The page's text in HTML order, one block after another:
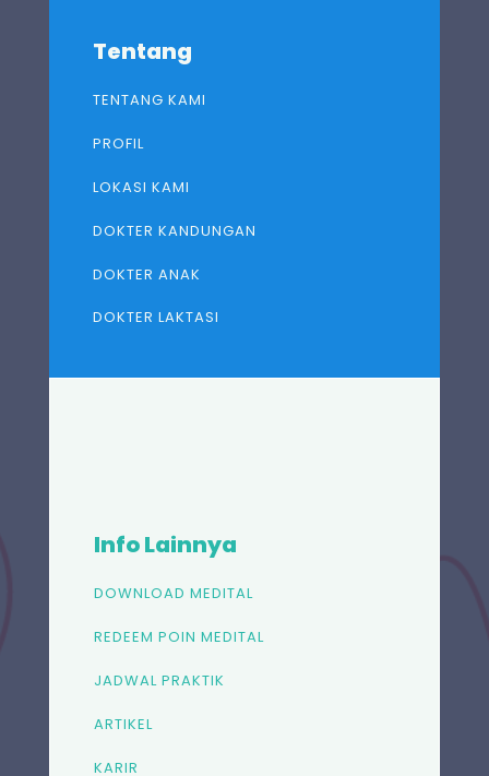
Tentang
TENTANG KAMI
PROFIL
LOKASI KAMI
DOKTER KANDUNGAN
DOKTER ANAK
DOKTER LAKTASI
Info Lainnya
DOWNLOAD MEDITAL
REDEEM POIN MEDITAL
JADWAL PRAKTIK
ARTIKEL
KARIR